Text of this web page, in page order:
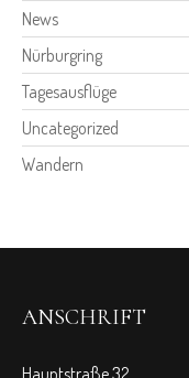
News
Nürburgring
Tagesausflüge
Uncategorized
Wandern
ANSCHRIFT